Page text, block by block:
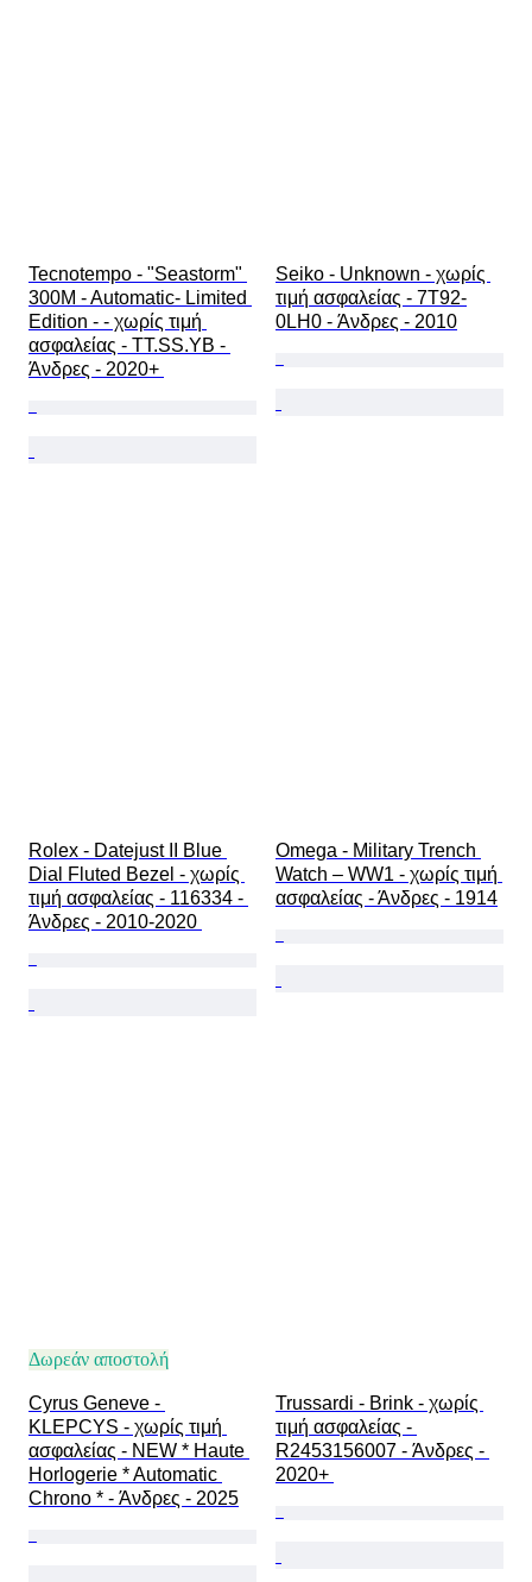
Tecnotempo - "Seastorm"
300M - Automatic- Limited
Edition - - χωρίς τιμή
ασφαλείας - TT.SS.YB -
Άνδρες - 2020+
Seiko - Unknown - χωρίς
τιμή ασφαλείας - 7T92-
0LH0 - Άνδρες - 2010
Rolex - Datejust II Blue
Dial Fluted Bezel - χωρίς
τιμή ασφαλείας - 116334 -
Άνδρες - 2010-2020
Omega - Military Trench
Watch – WW1 - χωρίς τιμή
ασφαλείας - Άνδρες - 1914
Δωρεάν αποστολή
Cyrus Geneve -
KLEPCYS - χωρίς τιμή
ασφαλείας - NEW * Haute
Horlogerie * Automatic
Chrono * - Άνδρες - 2025
Trussardi - Brink - χωρίς
τιμή ασφαλείας -
R2453156007 - Άνδρες -
2020+